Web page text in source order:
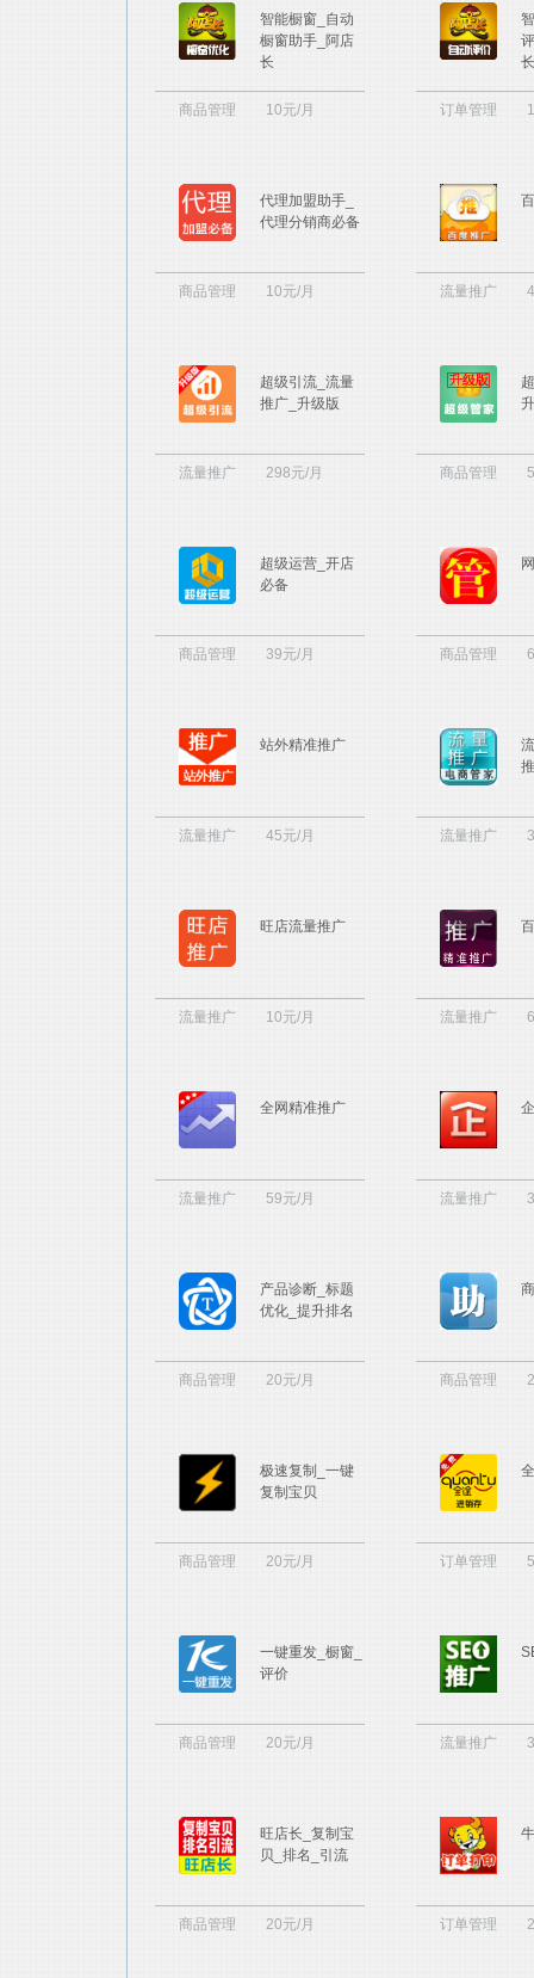
智能橱窗_自动
橱窗助手_阿店
长
商品管理 10元/月
长
订单管理
代理加盟助手_
代理分销商必备
商品管理 10元/月 流量推广
超级引流_流量
推广_升级版
流量推广 298元/月 商品管理
超级运营_开店
必备
商品管理 39元/月 商品管理
站外精准推广
流量推广 45元/月 流量推广
旺店流量推广
流量推广 10元/月 流量推广
全网精准推广
流量推广 59元/月 流量推广
产品诊断_标题
优化_提升排名
商品管理 20元/月 商品管理
极速复制_一键
复制宝贝
商品管理 20元/月 订单管理
一键重发_橱窗_
评价
商品管理 20元/月 流量推广
旺店长_复制宝
贝_排名_引流
商品管理 20元/月 订单管理